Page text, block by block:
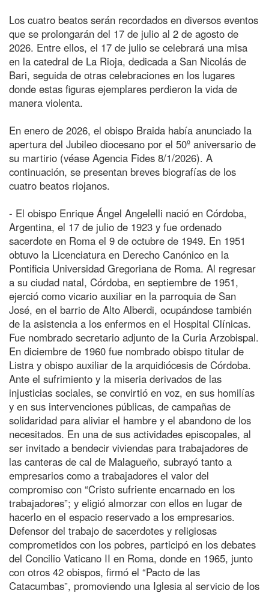
Los cuatro beatos serán recordados en diversos eventos
que se prolongarán del 17 de julio al 2 de agosto de
2026. Entre ellos, el 17 de julio se celebrará una misa
en la catedral de La Rioja, dedicada a San Nicolás de
Bari, seguida de otras celebraciones en los lugares
donde estas figuras ejemplares perdieron la vida de
manera violenta.
En enero de 2026, el obispo Braida había anunciado la
apertura del Jubileo diocesano por el 50º aniversario de
su martirio (véase Agencia Fides 8/1/2026). A
continuación, se presentan breves biografías de los
cuatro beatos riojanos.
- El obispo Enrique Ángel Angelelli nació en Córdoba,
Argentina, el 17 de julio de 1923 y fue ordenado
sacerdote en Roma el 9 de octubre de 1949. En 1951
obtuvo la Licenciatura en Derecho Canónico en la
Pontificia Universidad Gregoriana de Roma. Al regresar
a su ciudad natal, Córdoba, en septiembre de 1951,
ejerció como vicario auxiliar en la parroquia de San
José, en el barrio de Alto Alberdi, ocupándose también
de la asistencia a los enfermos en el Hospital Clínicas.
Fue nombrado secretario adjunto de la Curia Arzobispal.
En diciembre de 1960 fue nombrado obispo titular de
Listra y obispo auxiliar de la arquidiócesis de Córdoba.
Ante el sufrimiento y la miseria derivados de las
injusticias sociales, se convirtió en voz, en sus homilías
y en sus intervenciones públicas, de campañas de
solidaridad para aliviar el hambre y el abandono de los
necesitados. En una de sus actividades episcopales, al
ser invitado a bendecir viviendas para trabajadores de
las canteras de cal de Malagueño, subrayó tanto a
empresarios como a trabajadores el valor del
compromiso con “Cristo sufriente encarnado en los
trabajadores”; y eligió almorzar con ellos en lugar de
hacerlo en el espacio reservado a los empresarios.
Defensor del trabajo de sacerdotes y religiosas
comprometidos con los pobres, participó en los debates
del Concilio Vaticano II en Roma, donde en 1965, junto
con otros 42 obispos, firmó el “Pacto de las
Catacumbas”, promoviendo una Iglesia al servicio de los